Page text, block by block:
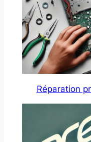
Réparation